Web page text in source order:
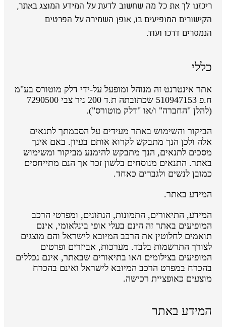
ריכזנו לך את כל מה שחשוב לדעת על המידע המוצג באתר,
הקישורים המופיעים בו, אופן השמירה על הפרטים
הנמסרים דרכו ועוד.
כללי
אתר אינטרנט זה מנוהל ומופעל על-ידי דלק מוטורס בע"מ
ח.פ 510947153 שכתובתה ת.ד 200 ניר צבי 7290500
(להלן "החברה" ו/או "דלק מוטורס").
הביקור והשימוש באתר מעידים על הסכמתך לתנאים
אלה ולכן הנך מתבקש לקרוא אותם בעיון. באם אינך
מסכים לתנאים, הנך מתבקש להימנע מביקור ומשימוש
באתר. התנאים מנוסחים בלשון זכר אך הנם מתייחסים
כמובן לנשים ולגברים כאחד.
המידע באתר.
המידע, התיאורים, התמונות, הנתונים, ומפרטי הרכב
המופיעים באתר זה הינם בעלי אופי בינלאומי, אינם
תואמים לחלוטין את הרכב המיובא לישראל והם מוצגים
לצורך התרשמות בלבד. מערכות, אביזרים ופרטים
המופיעים בצילומים ו/או בתיאורים שבאתר, אינם נכללים
בהכרח במפרט הרכב המיובא לישראל ואינם בהכרח
מוצעים כאופציית רכישה.
המידע באתר